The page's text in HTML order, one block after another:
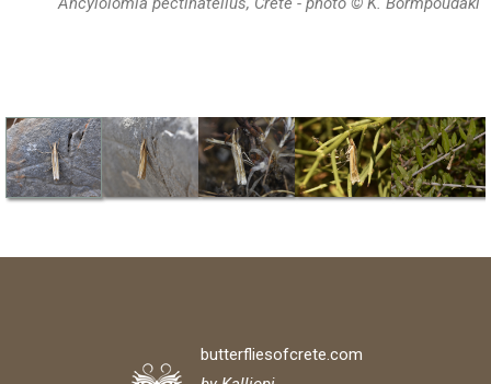
butterfliesofcrete.com